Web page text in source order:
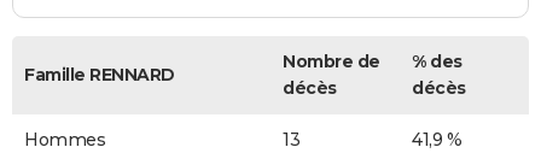
Famille RENNARD
Nombre de
décès
% des
décès
Hommes 13 41,9 %